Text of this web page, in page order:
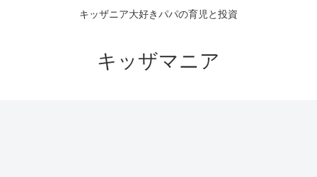
キッザニア大好きパパの育児と投資
キッザマニア